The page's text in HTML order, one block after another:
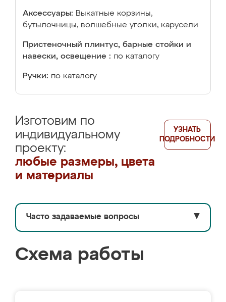
Аксессуары: Выкатные корзины,
бутылочницы, волшебные уголки, карусели
Пристеночный плинтус, барные стойки и
навески, освещение : по каталогу
Ручки: по каталогу
Изготовим по
индивидуальному
проекту:
любые размеры, цвета
и материалы
УЗНАТЬ
ПОДРОБНОСТИ
Часто задаваемые вопросы ▼
Схема работы